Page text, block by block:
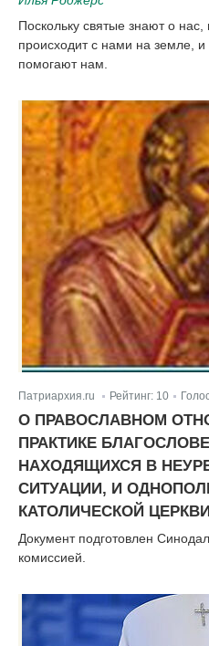
Поскольку святые знают о нас,
происходит с нами на земле,
помогают нам.
Патриархия.ru Рейтинг: 10
О ПРАВОСЛАВНОМ
ПРАКТИКЕ
НАХОДЯЩИХСЯ В
СИТУАЦИИ, И
КАТОЛИЧЕСКОЙ ЦЕРКВИ
Документ подготовлен
комиссией.